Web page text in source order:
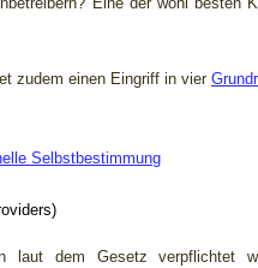
zudem einen Eingriff in vier
Selbstbestimmung
laut dem Gesetz verpflichtet